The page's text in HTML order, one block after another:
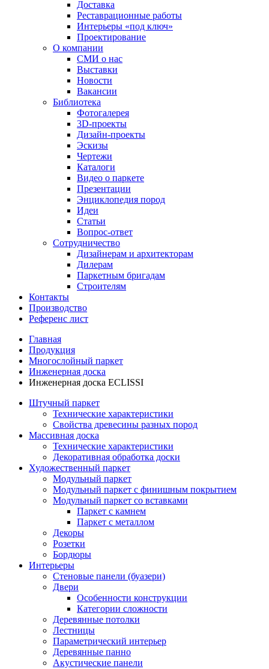
Доставка
Реставрационные работы
Интерьеры «под ключ»
Проектирование
О компании
СМИ о нас
Выставки
Новости
Вакансии
Библиотека
Фотогалерея
3D-проекты
Дизайн-проекты
Эскизы
Чертежи
Каталоги
Видео о паркете
Презентации
Энциклопедия пород
Идеи
Статьи
Вопрос-ответ
Сотрудничество
Дизайнерам и архитекторам
Дилерам
Паркетным бригадам
Строителям
Контакты
Производство
Референс лист
Главная
Продукция
Многослойный паркет
Инженерная доска
Инженерная доска ECLISSI
Штучный паркет
Технические характеристики
Свойства древесины разных пород
Массивная доска
Технические характеристики
Декоративная обработка доски
Художественный паркет
Модульный паркет
Модульный паркет с финишным покрытием
Модульный паркет со вставками
Паркет с камнем
Паркет с металлом
Декоры
Розетки
Бордюры
Интерьеры
Стеновые панели (буазери)
Двери
Особенности конструкции
Категории сложности
Деревянные потолки
Лестницы
Параметрический интерьер
Деревянные панно
Акустические панели